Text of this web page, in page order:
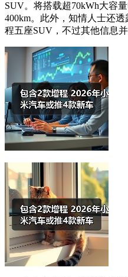
SUV。将搭载超70kWh大容
400km。此外，知情人士还
程五座SUV，不过其他信息并